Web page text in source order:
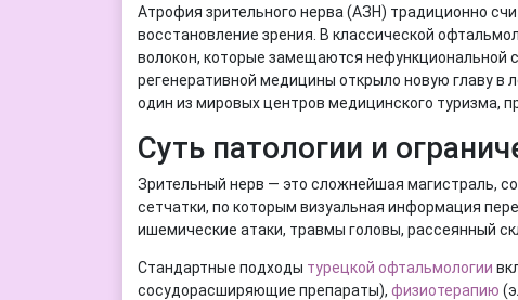
Атрофия зрительного нерва (АЗН) традиционно
восстановление зрения. В классической
волокон, которые замещаются нефункциональной
регенеративной медицины открыло новую главу в
один из мировых центров медицинского туризма,
Суть патологии и
Зрительный нерв — это сложнейшая магистраль,
сетчатки, по которым визуальная информация
ишемические атаки, травмы головы, рассеянный
Стандартные подходы турецкой офтальмологии
сосудорасширяющие препараты), физиотерапию